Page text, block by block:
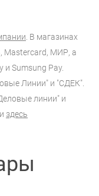
. В магазинах
Mastercard, МИР, а
и Sumsung Pay.
Линии" и "СДЕК".
линии" и
здесь